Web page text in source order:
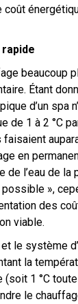
beaucoup
Étant
d’un spa
de 1 à 2 °C
en
de l’eau de la
»,
des
viable.
le système d’
la
(soit 1 °C
le